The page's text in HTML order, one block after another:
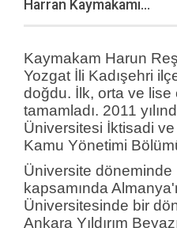
Harran Kaymakamı...
Kaymakam Harun
Yozgat İli Kadışehri
doğdu. İlk, orta ve lise
tamamladı. 2011
Üniversitesi İktisadi
Kamu Yönetimi
Üniversite döneminde
kapsamında
Üniversitesinde bir
Ankara Yıldırım